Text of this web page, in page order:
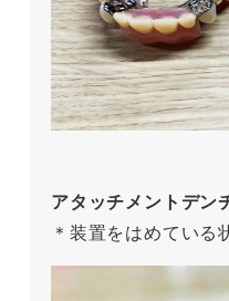
アタッチメントデン
＊装置をはめている